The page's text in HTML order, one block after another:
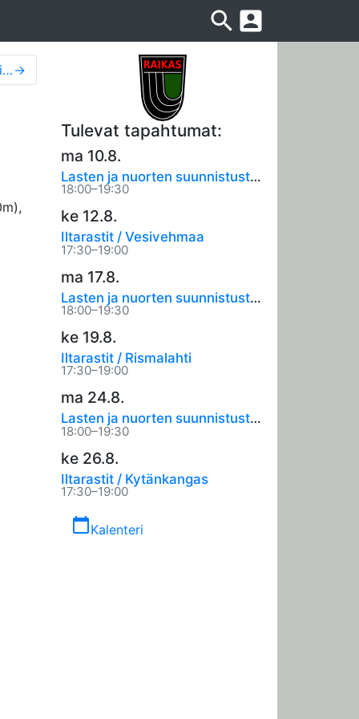
search account_box
Uudet opasteet johdattavat suunnistustapahtumiin →
Tulevat tapahtumat:
ma 10.8.
Lasten ja nuorten suunnistustreenit
18:00–19:30
ke 12.8.
Iltarastit / Vesivehmaa
17:30–19:00
ma 17.8.
Lasten ja nuorten suunnistustreenit
18:00–19:30
ke 19.8.
Iltarastit / Rismalahti
17:30–19:00
ma 24.8.
Lasten ja nuorten suunnistustreenit
18:00–19:30
ke 26.8.
Iltarastit / Kytänkangas
17:30–19:00
calendar_todayKalenteri